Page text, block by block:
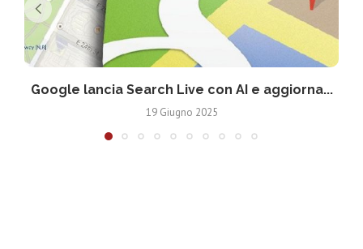
Google lancia Search Live con AI e aggiorna...
19 Giugno 2025